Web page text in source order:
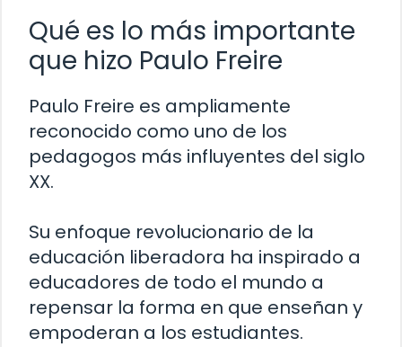
Qué es lo más importante
que hizo Paulo Freire
Paulo Freire es ampliamente
reconocido como uno de los
pedagogos más influyentes del siglo
XX.
Su enfoque revolucionario de la
educación liberadora ha inspirado a
educadores de todo el mundo a
repensar la forma en que enseñan y
empoderan a los estudiantes.